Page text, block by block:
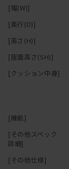
[幅(W)]
[奥行(D)]
[高さ(H)]
[座面高さ(SH)]
[クッション中身]
[機能]
[その他スペック
詳細]
[その他仕様]